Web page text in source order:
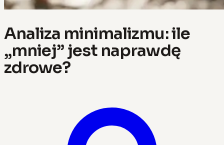
Analiza minimalizmu: ile
„mniej” jest naprawdę
zdrowe?